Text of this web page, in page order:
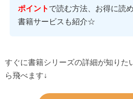
ポイント で読む方法、お得に読
書籍サービスも紹介☆
すぐに書籍シリーズの詳細が知りた
ら飛べます↓